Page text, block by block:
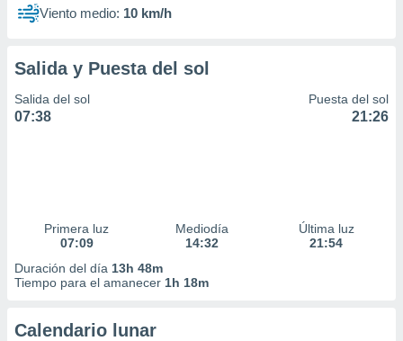
Viento medio: 10 km/h
Salida y Puesta del sol
Salida del sol
07:38
Puesta del sol
21:26
Primera luz
07:09
Mediodía
14:32
Última luz
21:54
Duración del día 13h 48m
Tiempo para el amanecer 1h 18m
Calendario lunar